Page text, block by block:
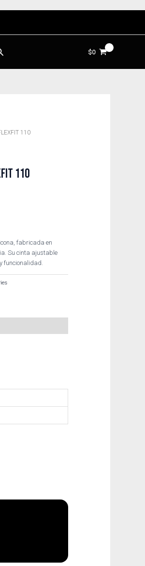
$0
110
110
fabricada en
Su cinta ajustable
funcionalidad.